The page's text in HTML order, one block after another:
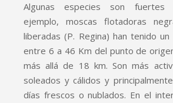
Algunas especies son fuertes
ejemplo, moscas flotadoras
liberadas (P. Regina) han tenido
entre 6 a 46 Km del punto de
más allá de 18 km. Son más
soleados y cálidos y
días frescos o nublados. En el